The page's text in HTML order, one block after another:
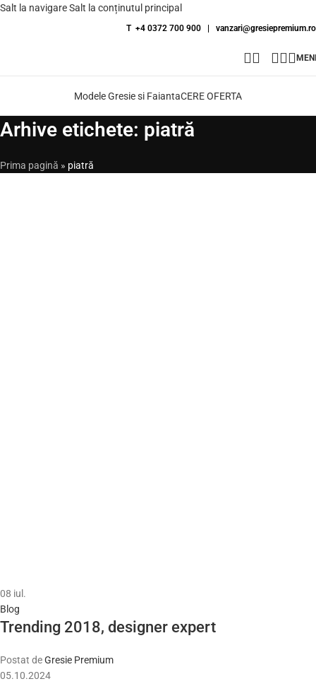
Salt la navigareSalt la conținutul principal
T +4 0372 700 900 | vanzari@gresiepremium.ro
Modele Gresie si FaiantaCERE OFERTA
Arhive etichete: piatră
Prima pagină » piatră
08 iul.
Blog
Trending 2018, designer expert
Postat deGresie Premium
05.10.2024